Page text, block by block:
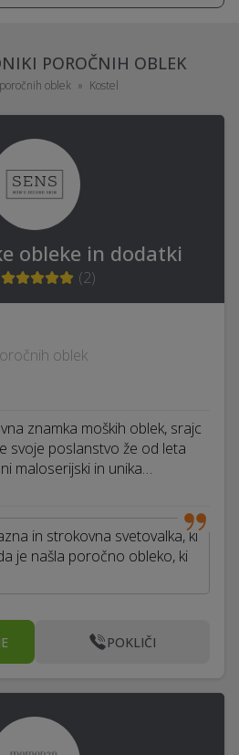
POROČNIH OBLEK
oblek Kostel
obleke in dodatki
(2)
oblek
znamka moških oblek, srajc
svoje poslanstvo že od leta
maloserijski in unika…
in strokovna svetovalka, ki
je našla poročno obleko, ki
POKLIČI